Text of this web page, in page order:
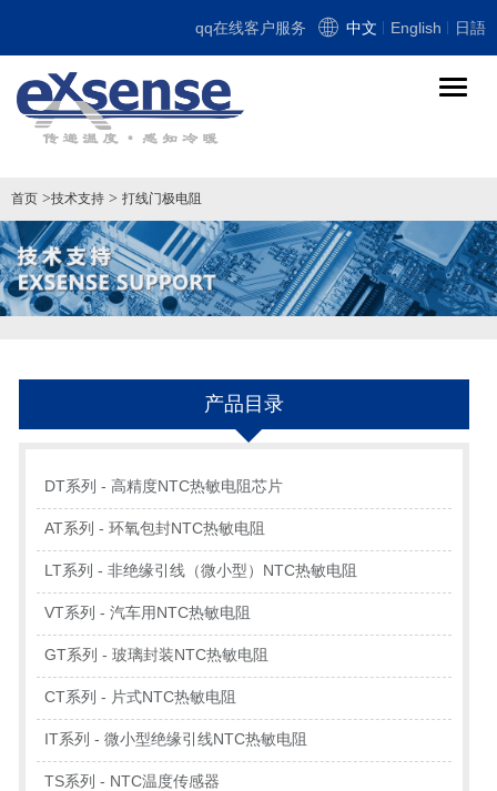
qq在线客户服务 中文 English 日語
导
首页 >技术支持 > 打线门极电阻
产品目录
DT系列 - 高精度NTC热敏电阻芯片
AT系列 - 环氧包封NTC热敏电阻
LT系列 - 非绝缘引线（微小型）NTC热敏电阻
VT系列 - 汽车用NTC热敏电阻
GT系列 - 玻璃封装NTC热敏电阻
CT系列 - 片式NTC热敏电阻
IT系列 - 微小型绝缘引线NTC热敏电阻
TS系列 - NTC温度传感器